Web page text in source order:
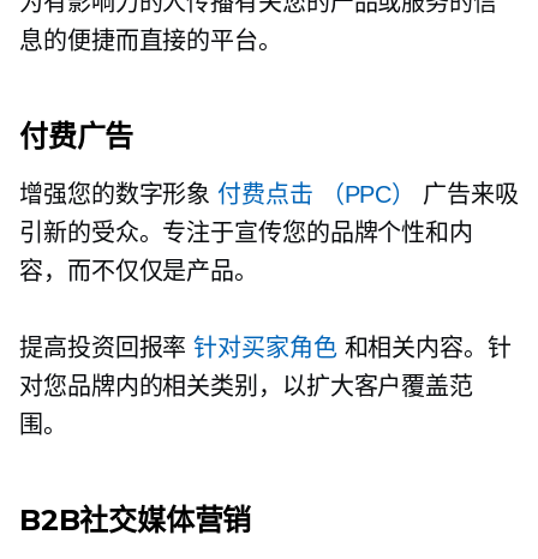
息的便捷而直接的平台。
付费广告
增强您的数字形象 付费点击 （PPC）
广告来吸
引新的受众。专注于宣传您的品牌个性和内
容，而不仅仅是产品。
提高投资回报率针对买家角色和相关内容。针
对您品牌内的相关类别，以扩大客户覆盖范
围。
B2B社交媒体营销